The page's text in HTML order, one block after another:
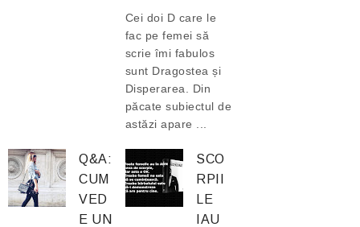
Cei doi D care le
fac pe femei să
scrie îmi fabulos
sunt Dragostea și
Disperarea. Din
păcate subiectul de
astăzi apare ...
Q&A:
CUM
VED
E UN
SCO
RPII
LE
IAU